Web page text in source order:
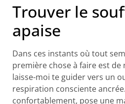
Trouver le
apaise
Dans ces instants où tout
première chose à faire est de
laisse-moi te guider vers un
respiration consciente
confortablement, pose une